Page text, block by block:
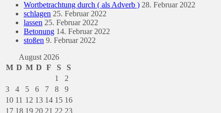
Wortbetrachtung durch ( als Adverb ) 28. Februar 2022
schlagen 25. Februar 2022
lassen 25. Februar 2022
Betonung 14. Februar 2022
stoßen 9. Februar 2022
August 2026
M D M D F S
S
1
2
3
4 5 6 7 8
9
10 11 12 13 14 15 16
17 18 19 20 21 22 23